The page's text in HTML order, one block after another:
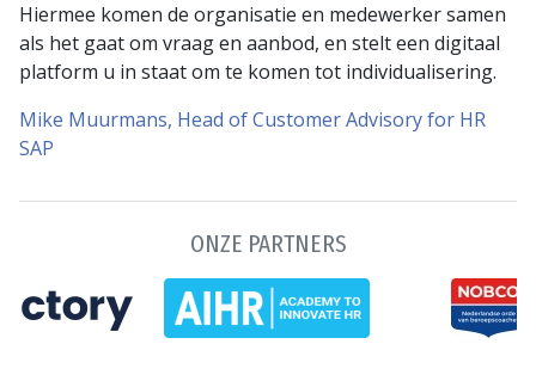
Hiermee komen de organisatie en medewerker samen
als het gaat om vraag en aanbod, en stelt een digitaal
platform u in staat om te komen tot individualisering.
Mike Muurmans, Head of Customer Advisory for HR
SAP
ONZE PARTNERS